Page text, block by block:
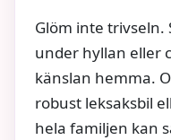
Glöm inte trivseln.
under hyllan eller
känslan hemma.
robust leksaksbil
hela familjen kan